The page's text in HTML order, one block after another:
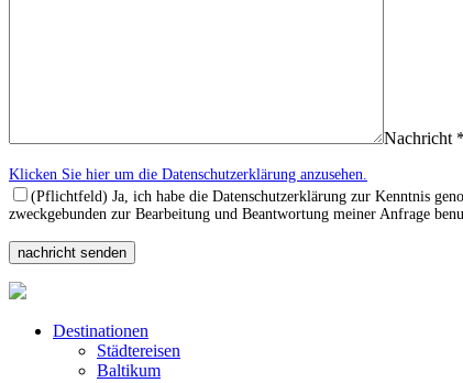
Nachricht *
Klicken Sie hier um die Datenschutzerklärung anzusehen.
(Pflichtfeld) Ja, ich habe die Datenschutzerklärung zur Kenntnis
zweckgebunden zur Bearbeitung und Beantwortung meiner Anfrage
Destinationen
Städtereisen
Baltikum